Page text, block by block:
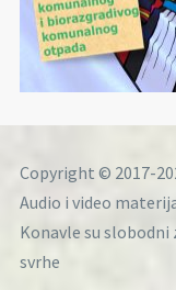
Copyright © 2017-
Audio i video
Konavle su
svrhe